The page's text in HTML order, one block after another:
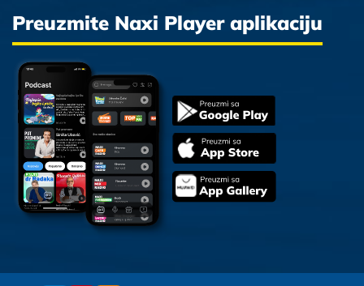
Preuzmite Naxi Player aplikaciju